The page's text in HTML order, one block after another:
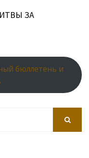
ЗА
бюллетень и